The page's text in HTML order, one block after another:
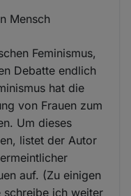
Mensch
Feminismus,
Debatte endlich
hat die
von Frauen zum
Um dieses
listet der Autor
auf. (Zu einigen
schreibe ich weiter